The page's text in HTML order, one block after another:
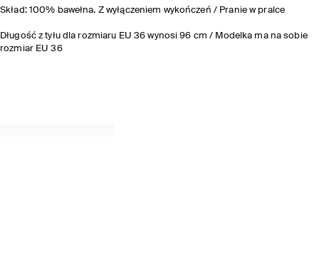
Skład: 100% bawełna. Z wyłączeniem wykończeń / Pranie w pralce
Długość z tyłu dla rozmiaru EU 36 wynosi 96 cm / Modelka ma na sobie
rozmiar EU 36